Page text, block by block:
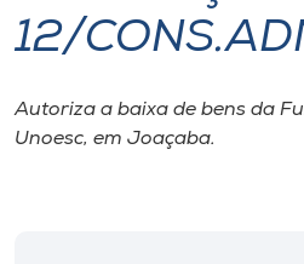
I.nova
Diplomados
12/
Autoriza a baixa de bens da
Unoesc, em Joaçaba.